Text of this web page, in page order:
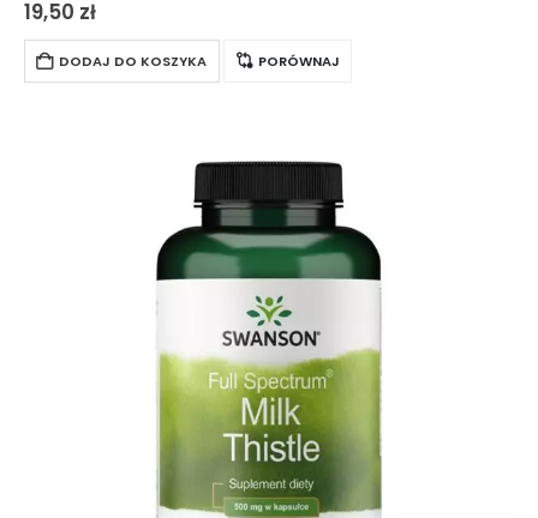
apetyt, a także wzmacnia skórę, włosy…
19,50 zł
DODAJ DO KOSZYKA PORÓWNAJ